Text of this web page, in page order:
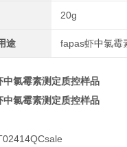
20g
途 fapas虾中氯霉
氯霉素测定质控样品
氯霉素测定质控样品